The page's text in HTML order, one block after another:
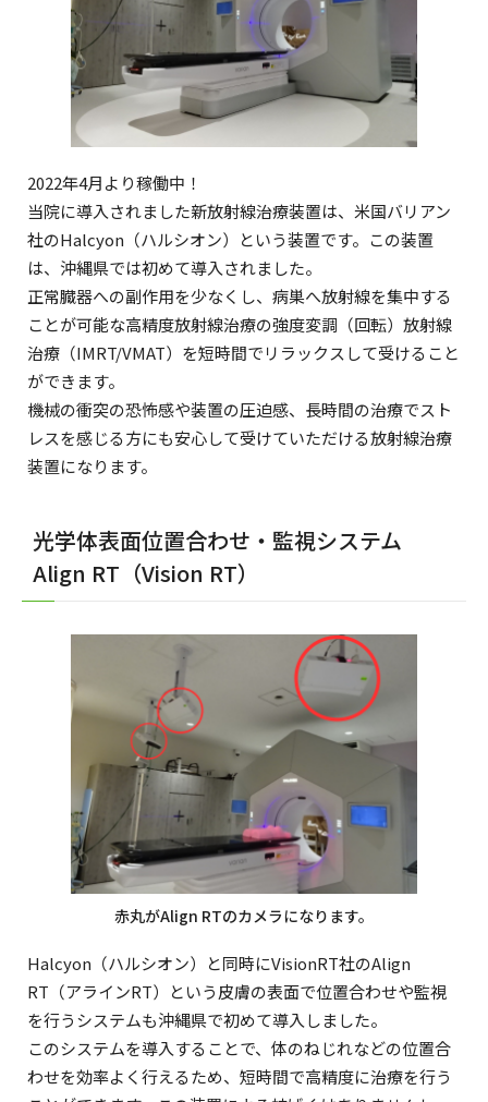
2022年4月より稼働中！
当院に導入されました新放射線治療装置は、米国バリアン
社のHalcyon（ハルシオン）という装置です。この装置
は、沖縄県では初めて導入されました。
正常臓器への副作用を少なくし、病巣へ放射線を集中する
ことが可能な高精度放射線治療の強度変調（回転）放射線
治療（IMRT/VMAT）を短時間でリラックスして受けること
ができます。
機械の衝突の恐怖感や装置の圧迫感、長時間の治療でスト
レスを感じる方にも安心して受けていただける放射線治療
装置になります。
光学体表面位置合わせ・監視システム
Align RT（Vision RT）
赤丸がAlign RTのカメラになります。
Halcyon（ハルシオン）と同時にVisionRT社のAlign
RT（アラインRT）という皮膚の表面で位置合わせや監視
を行うシステムも沖縄県で初めて導入しました。
このシステムを導入することで、体のねじれなどの位置合
わせを効率よく行えるため、短時間で高精度に治療を行う